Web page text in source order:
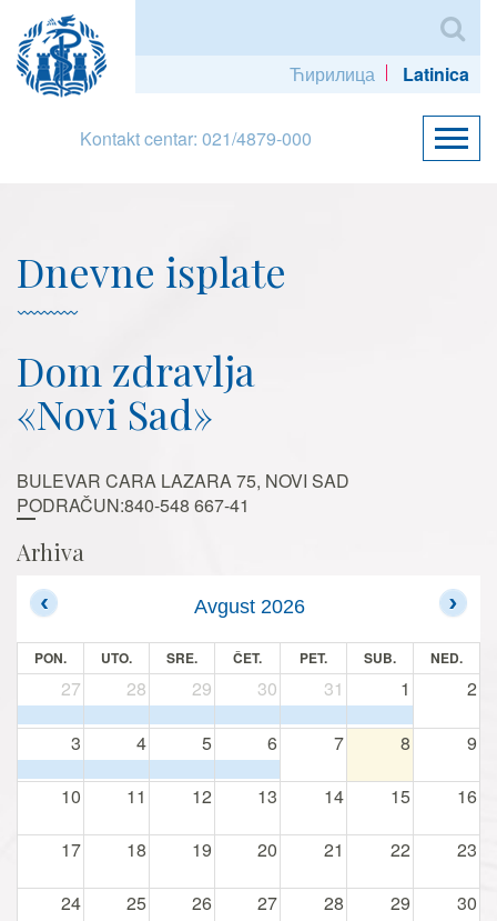
Ћирилица Latinica
Kontakt centar: 021/4879-000
Dnevne isplate
Dom zdravlja
«Novi Sad»
BULEVAR CARA LAZARA 75, NOVI SAD
PODRAČUN:840-548 667-41
Arhiva
Avgust 2026
PON. UTO. SRE. ČET. PET. SUB. NED.
27 28 29 30 31 1 2
3 4 5 6 7 8 9
10 11 12 13 14 15 16
17 18 19 20 21 22 23
24 25 26 27 28 29 30